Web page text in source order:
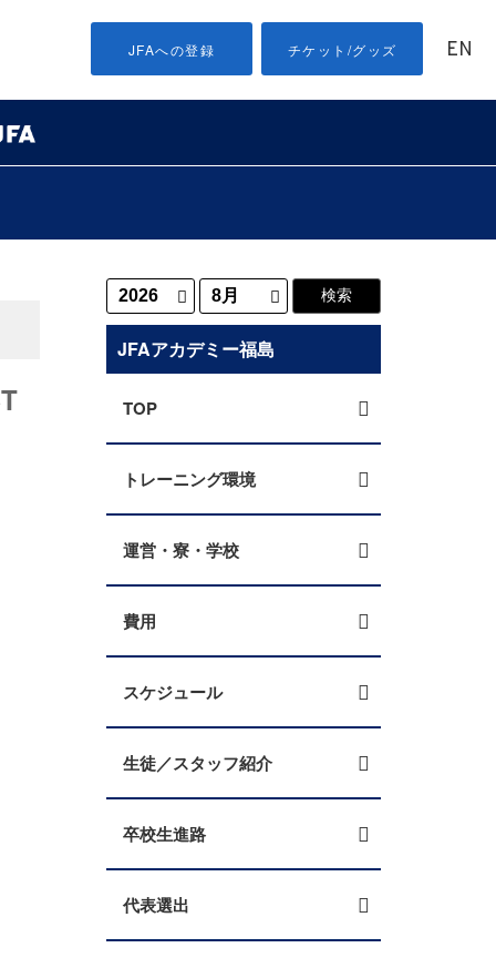
JFAへの登録 チケット/グッズ EN
JFAアカデミー福島
TOP
トレーニング環境
運営・寮・学校
費用
スケジュール
生徒／スタッフ紹介
卒校生進路
代表選出